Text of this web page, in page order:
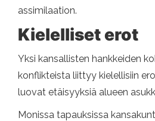
assimilaation.
Kielelliset erot
Yksi kansallisten hankkeiden
konflikteista liittyy kielellisiin
luovat etäisyyksiä alueen
Monissa tapauksissa